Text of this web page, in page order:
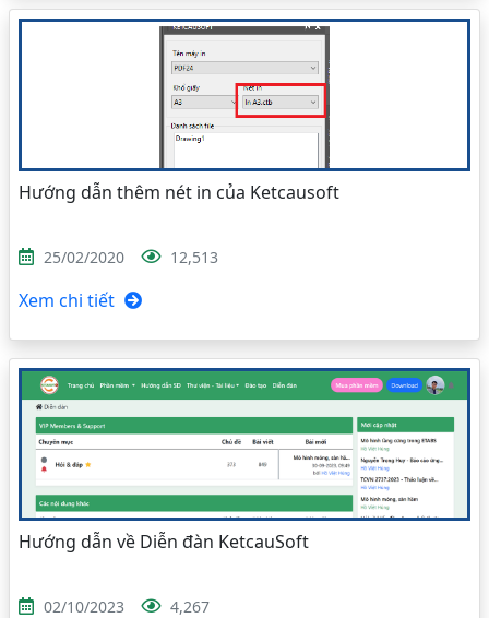
Hướng dẫn thêm nét in của Ketcausoft
25/02/2020 12,513
Xem chi tiết
Hướng dẫn về Diễn đàn KetcauSoft
02/10/2023 4,267